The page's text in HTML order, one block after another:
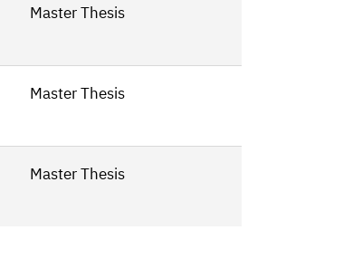
Master Thesis
Master Thesis
Master Thesis